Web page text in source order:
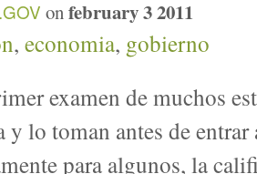
onfebruary 3 2011
, economia, gobierno
examen de muchos
y lo toman antes de entrar
para algunos, la